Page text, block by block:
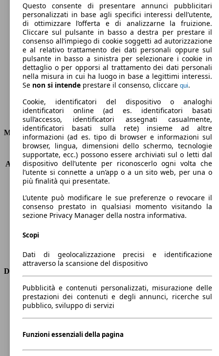
105 g/km
Emissioni di CO2 (combinato)*
Consumi
Motore e Prestazioni
KW (PS)
81 kW (110 PS)
Accelerazione (0-100 km/h)
13.3s
Velocità massima (km/h)
180 km/h
Numero di marce
6
Coppia
240 nm
Cilindrata
1461 ccm
Carburante
Diesel
Trasmissione
Tipo di trazione
trazione anteriore
Dimensioni
Lunghezza
4560 mm
Altezza
1640 mm
Peso massimo
2128 kg
Questo consente di presentare annunci pubblicitari
personalizzati in base agli specifici interessi dell’utente,
di ottimizzare l’offerta e di analizzarne la fruizione.
Cliccare sul pulsante in basso a destra per prestare il
consenso all’impiego di cookie soggetti ad autorizzazione
e al relativo trattamento dei dati personali oppure sul
pulsante in basso a sinistra per selezionare i cookie in
dettaglio o per opporsi al trattamento dei dati personali
nella misura in cui ha luogo in base a legittimi interessi.
Se non si intende prestare il consenso, cliccare qui.
Cookie, identificatori del dispositivo o analoghi
identificatori online (ad es. identificatori basati
sull’accesso, identificatori assegnati casualmente,
identificatori basati sulla rete) insieme ad altre
informazioni (ad es. tipo di browser e informazioni sul
browser, lingua, dimensioni dello schermo, tecnologie
supportate, ecc.) possono essere archiviati sul o letti dal
dispositivo dell’utente per riconoscerlo ogni volta che
l’utente si connette a un’app o a un sito web, per una o
più finalità qui presentate.
L’utente può modificare le sue preferenze o revocare il
consenso prestato in qualsiasi momento visitando la
sezione Privacy Manager della nostra informativa.
Scopi
Dati di geolocalizzazione precisi e identificazione
attraverso la scansione del dispositivo
Pubblicità e contenuti personalizzati, misurazione delle
prestazioni dei contenuti e degli annunci, ricerche sul
pubblico, sviluppo di servizi
Funzioni essenziali della pagina